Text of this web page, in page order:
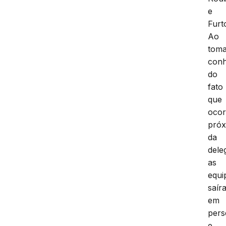
e
Ao
do
fato
que
da
as
em